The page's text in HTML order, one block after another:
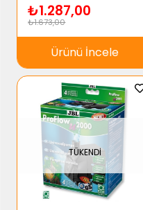
₺1.287,00
₺1.673,00
Ürünü İncele
TÜKENDI